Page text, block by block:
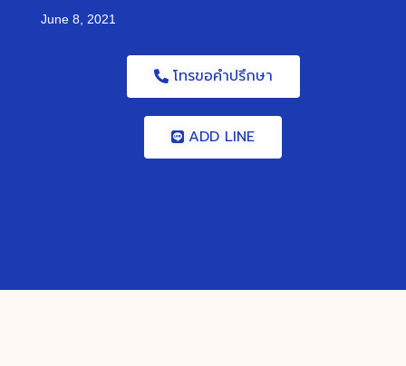
June 8, 2021
โทรขอคำปรึกษา
ADD LINE